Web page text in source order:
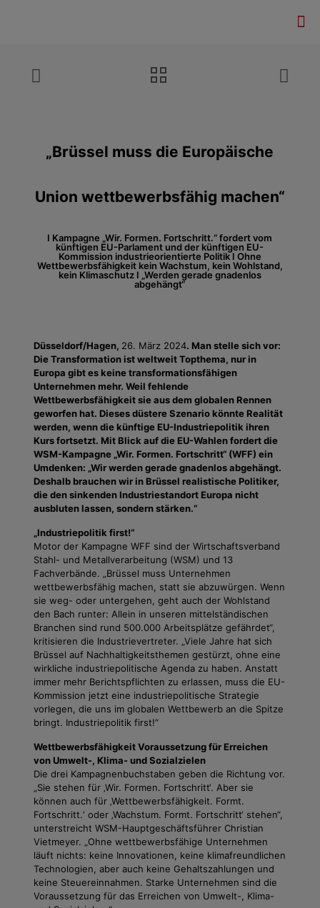
„Brüssel muss die Europäische
Union wettbewerbsfähig machen“
I Kampagne „Wir. Formen. Fortschritt.“ fordert vom
künftigen EU-Parlament und der künftigen EU-
Kommission industrieorientierte Politik I Ohne
Wettbewerbsfähigkeit kein Wachstum, kein Wohlstand,
kein Klimaschutz I „Werden gerade gnadenlos
abgehängt“
Düsseldorf/Hagen, 26. März 2024. Man stelle sich vor:
Die Transformation ist weltweit Topthema, nur in
Europa gibt es keine transformationsfähigen
Unternehmen mehr. Weil fehlende
Wettbewerbsfähigkeit sie aus dem globalen Rennen
geworfen hat. Dieses düstere Szenario könnte Realität
werden, wenn die künftige EU-Industriepolitik ihren
Kurs fortsetzt. Mit Blick auf die EU-Wahlen fordert die
WSM-Kampagne „Wir. Formen. Fortschritt“ (WFF) ein
Umdenken: „Wir werden gerade gnadenlos abgehängt.
Deshalb brauchen wir in Brüssel realistische Politiker,
die den sinkenden Industriestandort Europa nicht
ausbluten lassen, sondern stärken.“
„Industriepolitik first!“
Motor der Kampagne WFF sind der Wirtschaftsverband
Stahl- und Metallverarbeitung (WSM) und 13
Fachverbände. „Brüssel muss Unternehmen
wettbewerbsfähig machen, statt sie abzuwürgen. Wenn
sie weg- oder untergehen, geht auch der Wohlstand
den Bach runter: Allein in unseren mittelständischen
Branchen sind rund 500.000 Arbeitsplätze gefährdet“,
kritisieren die Industrievertreter. „Viele Jahre hat sich
Brüssel auf Nachhaltigkeitsthemen gestürzt, ohne eine
wirkliche industriepolitische Agenda zu haben. Anstatt
immer mehr Berichtspflichten zu erlassen, muss die EU-
Kommission jetzt eine industriepolitische Strategie
vorlegen, die uns im globalen Wettbewerb an die Spitze
bringt. Industriepolitik first!“
Wettbewerbsfähigkeit Voraussetzung für Erreichen
von Umwelt-, Klima- und Sozialzielen
Die drei Kampagnenbuchstaben geben die Richtung vor.
„Sie stehen für ‚Wir. Formen. Fortschritt‘. Aber sie
können auch für ‚Wettbewerbsfähigkeit. Formt.
Fortschritt.‘ oder ‚Wachstum. Formt. Fortschritt‘ stehen“,
unterstreicht WSM-Hauptgeschäftsführer Christian
Vietmeyer. „Ohne wettbewerbsfähige Unternehmen
läuft nichts: keine Innovationen, keine klimafreundlichen
Technologien, aber auch keine Gehaltszahlungen und
keine Steuereinnahmen. Starke Unternehmen sind die
Voraussetzung für das Erreichen von Umwelt-, Klima-